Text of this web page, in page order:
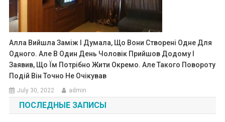
Алла Вийшла Заміж І Думала, Що Вони Створені Одне Для
Одного. Але В Один День Чоловік Прийшов Додому І
Заявив, Що Їм Потрібно Жити Окремо. Але Такого Повороту
Подій Він Точно Не Очікував
July 30, 2022 admin
ПОСЛЕДНЫЕ ЗАПИСЫ